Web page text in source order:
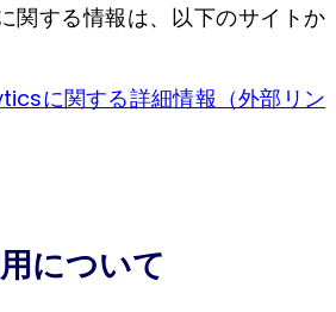
する情報は、以下のサイトか
に関する詳細情報（外部リン
について